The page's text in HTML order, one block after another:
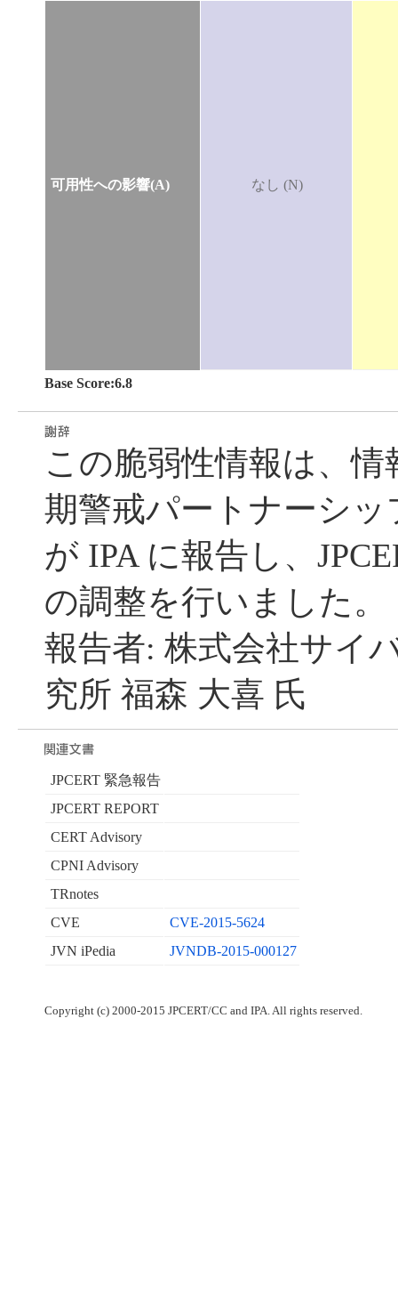
可用性への影響(A) なし (N)
Base Score:6.8
この脆弱性情報は、
期警戒パートナーシ
が IPA に報告し、
の調整を行いました。
報告者: 株式会社サイ
究所 福森 大喜 氏
JPCERT 緊急報告
JPCERT REPORT
CERT Advisory
CPNI Advisory
TRnotes
CVE
CVE-2015-5624
JVN iPedia
JVNDB-2015-000127
Copyright (c) 2000-2015 JPCERT/CC and IPA. All rights reserved.